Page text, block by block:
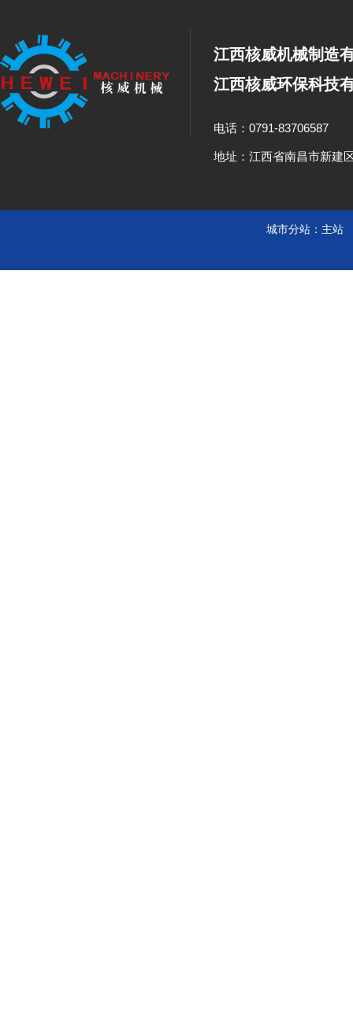
江西核威机械制造
江西核威环保科技
电话：0791-83706587
地址：江西省南昌市新建
城市分站： 主站